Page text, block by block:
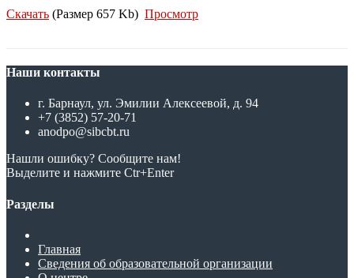
Скачать (Размер 657 Kb) Просмотр
Наши контакты
г. Барнаул, ул. Эмилии Алексеевой, д. 94
+7 (3852) 57-20-71
anodpo@sibcbt.ru
Нашли ошибку? Сообщите нам!
Выделите и нажмите Ctr+Enter
Разделы
Главная
Сведения об образовательной организации